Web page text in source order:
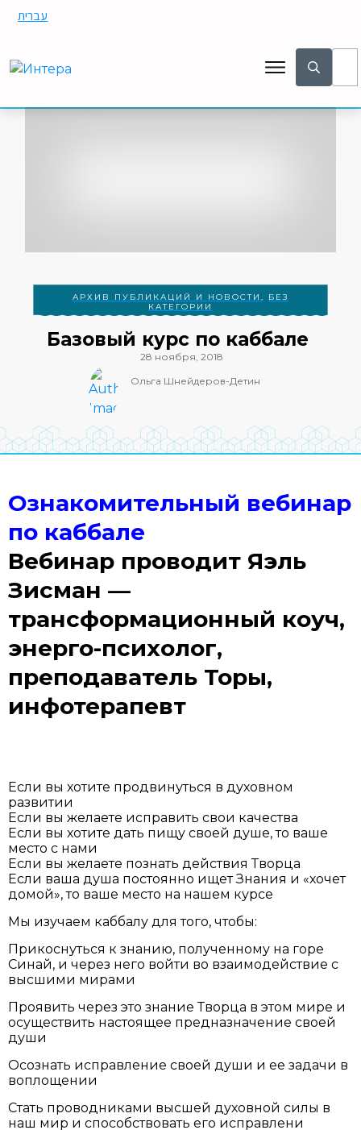
עברית
АРХИВ ПУБЛИКАЦИЙ И НОВОСТИ , БЕЗ
КАТЕГОРИИ
Базовый курс по каббале
28 ноября, 2018
Ольга Шнейдеров-Детин
Ознакомительный вебинар
по каббале
Вебинар проводит Яэль
Зисман —
трансформационный коуч,
энерго-психолог,
преподаватель Торы,
инфотерапевт
Если вы хотите продвинуться в духовном
развитии
Если вы желаете исправить свои качества
Если вы хотите дать пищу своей душе, то ваше
место с нами
Если вы желаете познать действия Творца
Если ваша душа постоянно ищет Знания и «хочет
домой», то ваше место на нашем курсе
Мы изучаем каббалу для того, чтобы:
Прикоснуться к знанию, полученному на горе
Синай, и через него войти во взаимодействие с
высшими мирами
Проявить через это знание Творца в этом мире и
осуществить настоящее предназначение своей
души
Осознать исправление своей души и ее задачи в
воплощении
Стать проводниками высшей духовной силы в
наш мир и способствовать его исправлени